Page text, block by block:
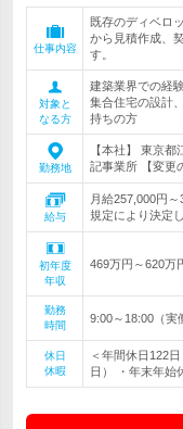
仕事内容
既存のディベロ
から見積作成、
す。
対象と
なる方
建築業界での経
集合住宅の設計
持ちの方
勤務地
【本社】 東京
記事業所 【変更
給与
月給257,000円
規定により決定
初年度
年収
469万円～620万
勤務
時間
9:00～18:00（実
休日
休暇
＜年間休日122
日） ・年末年始